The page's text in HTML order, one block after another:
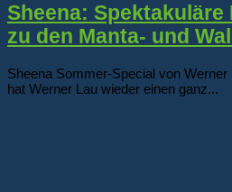
Sheena:
zu den Manta- und
Sheena Sommer-Special von
hat Werner Lau wieder einen ganz...